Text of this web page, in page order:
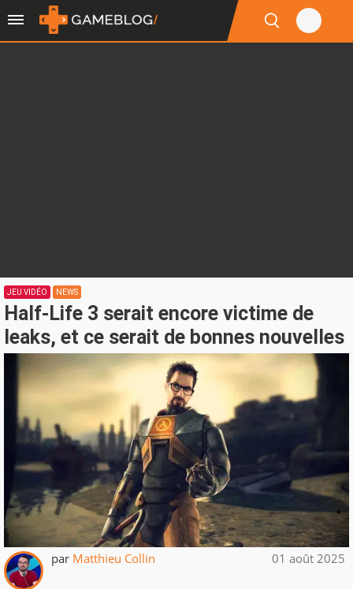
JEU VIDÉO NEWS
Half-Life 3 serait encore victime de
leaks, et ce serait de bonnes nouvelles
par Matthieu Collin 01 août 2025